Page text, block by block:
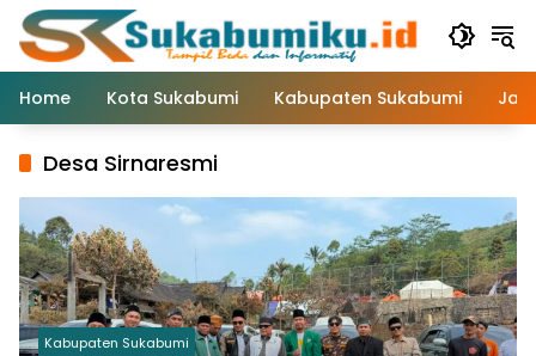
Langsung
konten
Home
Kota Sukabumi Kabupaten Sukabumi
Desa Sirnaresmi
Kabupaten Sukabumi